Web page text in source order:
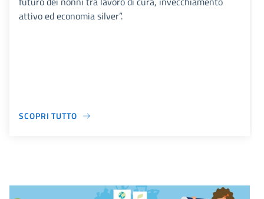
attivo ed economia silver”.
SCOPRI TUTTO